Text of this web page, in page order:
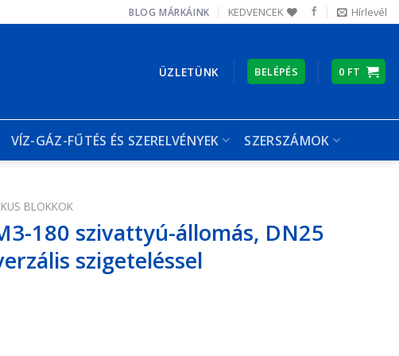
BLOG MÁRKÁINK KEDVENCEK Hírlevél
ÜZLETÜNK BELÉPÉS 0 FT
VÍZ-GÁZ-FŰTÉS ÉS SZERELVÉNYEK SZERSZÁMOK
BLOKKOK
180 szivattyú-állomás, DN25
szigeteléssel